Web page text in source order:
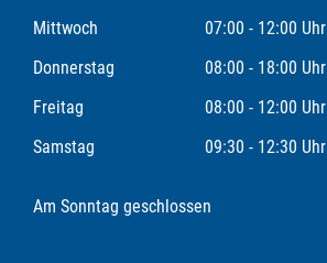
Mittwoch
07:00 - 12:00 Uhr
Donnerstag
08:00 - 18:00 Uhr
Freitag
08:00 - 12:00 Uhr
Samstag
09:30 - 12:30 Uhr
Am Sonntag geschlossen